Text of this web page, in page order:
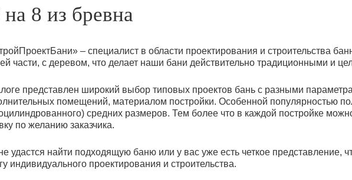
8 из бревна
– специалист в области проектирования и строительства
части, с деревом, что делает наши бани действительно традиционными и
представлен широкий выбор типовых проектов бань с разными
помещений, материалом постройки. Особенной популярностью
средних размеров. Тем более что в каждой постройке
по желанию заказчика.
удастся найти подходящую баню или у вас уже есть четкое представление,
индивидуального проектирования и строительства.